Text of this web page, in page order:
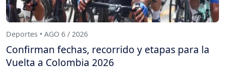
Deportes • AGO 6 / 2026
Confirman fechas, recorrido y etapas para la
Vuelta a Colombia 2026